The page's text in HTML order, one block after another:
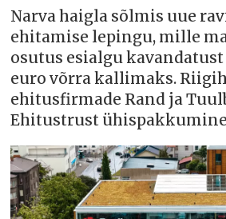
Narva haigla sõlmis uue
ehitamise lepingu, mille
osutus esialgu
euro võrra kallimaks.
ehitusfirmade Rand ja
Ehitustrust